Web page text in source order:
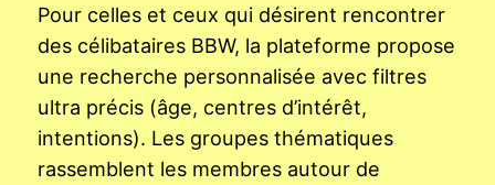
Pour celles et ceux qui désirent rencontrer
des célibataires BBW, la plateforme propose
une recherche personnalisée avec filtres
ultra précis (âge, centres d’intérêt,
intentions). Les groupes thématiques
rassemblent les membres autour de